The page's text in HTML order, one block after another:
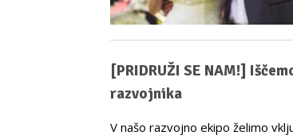
[PRIDRUŽI SE NAM!]
razvojnika
V našo razvojno ekipo želimo